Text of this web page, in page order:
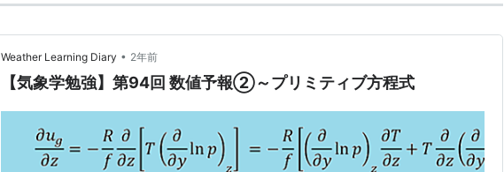
Weather Learning Diary • 2年前
【気象学勉強】第94回 数値予報②～プリミティブ方程式